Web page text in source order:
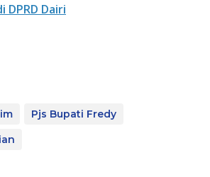
DPRD Dairi
Pjs Bupati Fredy